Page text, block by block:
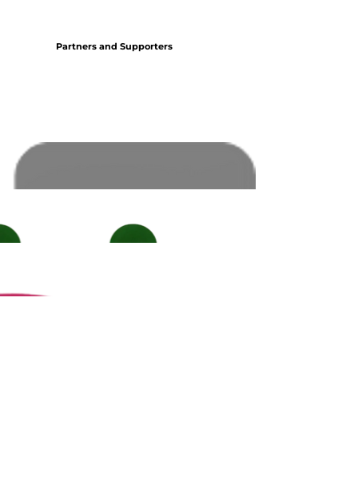
Partners and Supporters